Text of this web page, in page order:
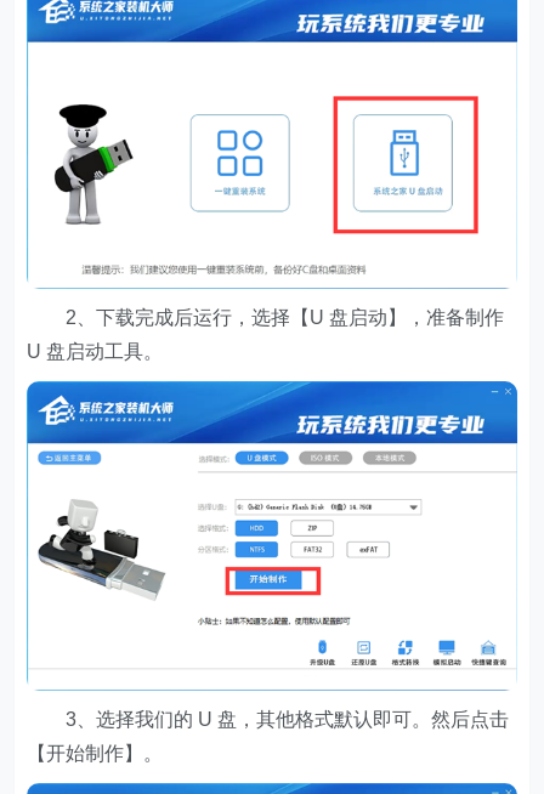
2、下载完成后运行，选择【U 盘启动】，准备制作
U 盘启动工具。
3、选择我们的 U 盘，其他格式默认即可。然后点击
【开始制作】。